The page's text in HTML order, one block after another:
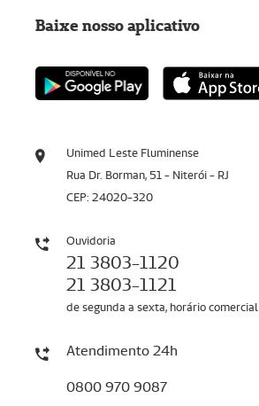
Unimed Leste Fluminense
Rua Dr. Borman, 51 - Niterói - RJ
CEP: 24020-320
Ouvidoria
21 3803-1120
21 3803-1121
de segunda a sexta, horário comercial
Atendimento 24h
0800 970 9087
Baixe nosso aplicativo